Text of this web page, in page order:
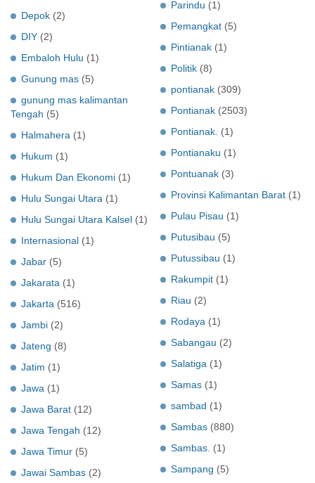
Depok (2)
DIY (2)
Embaloh Hulu (1)
Gunung mas (5)
gunung mas kalimantan
Tengah (5)
Halmahera (1)
Hukum (1)
Hukum Dan Ekonomi (1)
Hulu Sungai Utara (1)
Hulu Sungai Utara Kalsel (1)
Internasional (1)
Jabar (5)
Jakarata (1)
Jakarta (516)
Jambi (2)
Jateng (8)
Jatim (1)
Jawa (1)
Jawa Barat (12)
Jawa Tengah (12)
Jawa Timur (5)
Jawai Sambas (2)
Parindu (1)
Pemangkat (5)
Pintianak (1)
Politik (8)
pontianak (309)
Pontianak (2503)
Pontianak. (1)
Pontianaku (1)
Pontuanak (3)
Provinsi Kalimantan Barat (1)
Pulau Pisau (1)
Putusibau (5)
Putussibau (1)
Rakumpit (1)
Riau (2)
Rodaya (1)
Sabangau (2)
Salatiga (1)
Samas (1)
sambad (1)
Sambas (880)
Sambas. (1)
Sampang (5)